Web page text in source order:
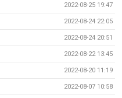
2022-08-25 19:47
2022-08-24 22:05
2022-08-24 20:51
2022-08-22 13:45
2022-08-20 11:19
2022-08-07 10:58